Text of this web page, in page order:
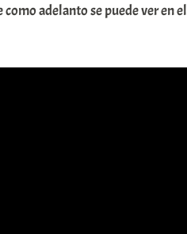
adelanto se puede ver en el